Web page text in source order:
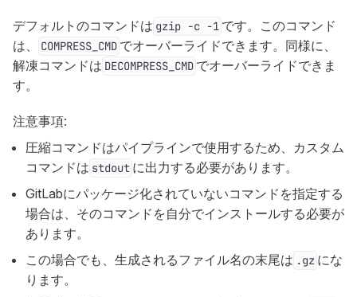
デフォルトのコマンドは gzip -c -1 です。このコマンド
は、
COMPRESS_CMD でオーバーライドできます。同様に、
解凍コマンドは DECOMPRESS_CMD でオーバーライドできま
す。
注意事項:
圧縮コマンドはパイプラインで使用するため、カスタム
コマンドは stdout に出力する必要があります。
GitLabにパッケージ化されていないコマンドを指定する
場合は、そのコマンドを自分でインストールする必要が
あります。
この場合でも、生成されるファイル名の末尾は .gz にな
ります。